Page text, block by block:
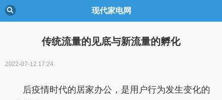
现代家电网
传统流量的见底与新流量的孵化
2022-07-12 17:24
后疫情时代的居家办公，是用户行为发生变化的